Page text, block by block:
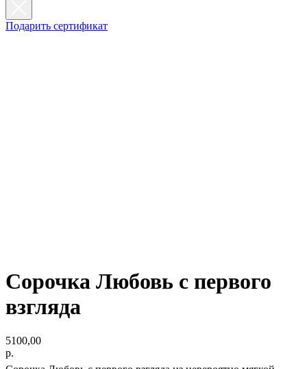
Подарить сертификат
Сорочка Любовь с первого
взгляда
5100,00
р.